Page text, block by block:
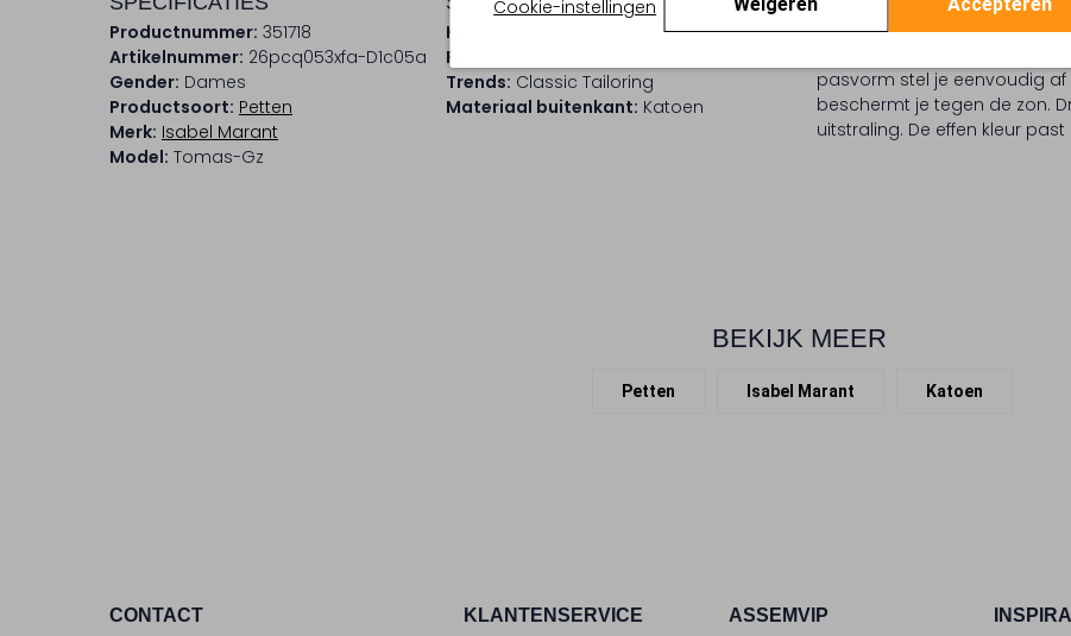
Cookie-instellingen
Productnummer: 351718
Artikelnummer: 26pcq053xfa-D1c05a
Gender: Dames
Productsoort: Petten
Merk: Isabel Marant
Model: Tomas-Gz
Kleur:
Print:
Trends: Classic Tailoring
Materiaal buitenkant: Katoen
Maak je garderobe compleet
dames. Aan de voorzijde
pasvorm stel je eenvoudig
beschermt je tegen de zon.
uitstraling. De effen kleur
BEKIJK MEER
Petten Isabel Marant Katoen
CONTACT KLANTENSERVICE ASSEMVIP